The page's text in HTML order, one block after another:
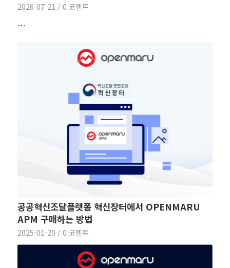
2026-07-21 / 0 코멘트
…
공공혁신조달플랫폼 혁신장터에서 OPENMARU
APM 구매하는 방법
2025-01-20 / 0 코멘트